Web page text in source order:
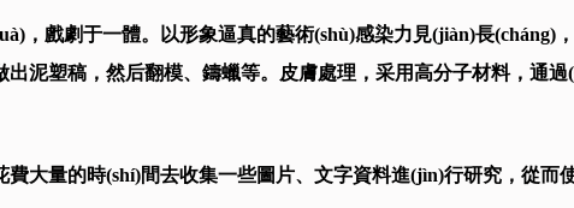
，戲劇于一體。以形象逼真的藝術(shù)感染力見(jiàn)長
塑稿，然后翻模、鑄蠟等。皮膚處理，采用高分子材料，通
的時(shí)間去收集一些圖片、文字資料進(jìn)行研究，從而使